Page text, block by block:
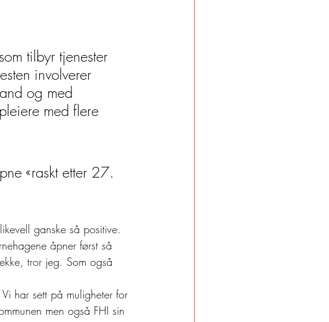
tilbyr tjenester
involverer
og med
med flere
«raskt etter 27.
ganske så positive.
åpner først så
tror jeg. Som også
har sett på muligheter for
men også FHI sin